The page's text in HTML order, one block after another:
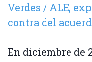
Verdes / ALE,
contra del
En diciembre de